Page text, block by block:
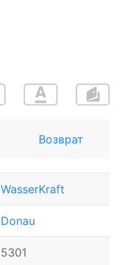
Возврат
WasserKraft
Donau
5301